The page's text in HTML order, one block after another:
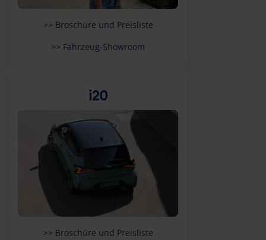
>> Broschüre und Preisliste
>> Fahrzeug-Showroom
i20
>> Broschüre und Preisliste